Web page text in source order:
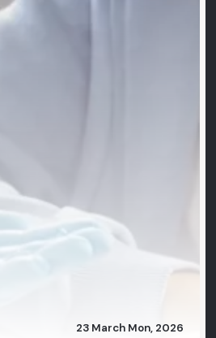
23 March Mon, 2026